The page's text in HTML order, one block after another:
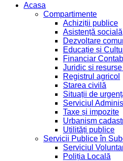
Acasa
Compartimente
Achiziții publice
Asistență socială
Dezvoltare
Educație și
Financiar
Juridic si
Registrul agricol
Starea civilă
Situații de
Serviciul
Taxe și impozite
Urbanism
Utilități publice
Servicii Publice în
Serviciul
Poliția Locală